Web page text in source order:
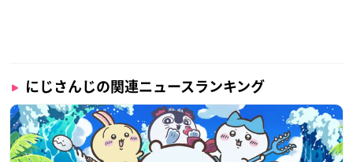
にじさんじの関連ニュースランキング